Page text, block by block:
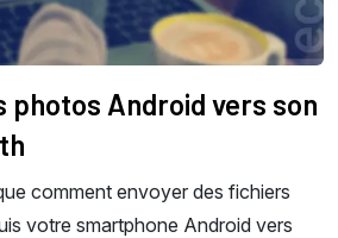
photos Android vers son
comment envoyer des fichiers
votre smartphone Android vers